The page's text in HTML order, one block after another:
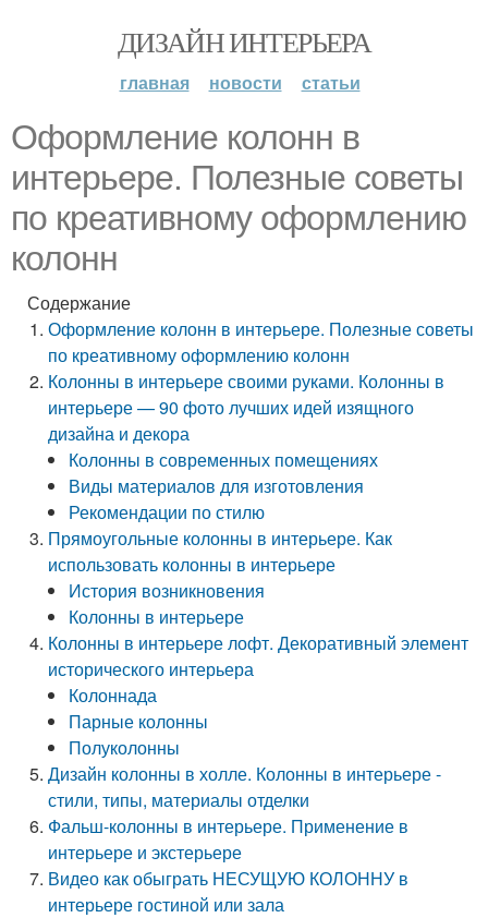
ДИЗАЙН ИНТЕРЬЕРА
главная новости статьи
Оформление колонн в
интерьере. Полезные советы
по креативному оформлению
колонн
Содержание
Оформление колонн в интерьере. Полезные советы
по креативному оформлению колонн
Колонны в интерьере своими руками. Колонны в
интерьере — 90 фото лучших идей изящного
дизайна и декора
Колонны в современных помещениях
Виды материалов для изготовления
Рекомендации по стилю
Прямоугольные колонны в интерьере. Как
использовать колонны в интерьере
История возникновения
Колонны в интерьере
Колонны в интерьере лофт. Декоративный элемент
исторического интерьера
Колоннада
Парные колонны
Полуколонны
Дизайн колонны в холле. Колонны в интерьере -
стили, типы, материалы отделки
Фальш-колонны в интерьере. Применение в
интерьере и экстерьере
Видео как обыграть НЕСУЩУЮ КОЛОННУ в
интерьере гостиной или зала